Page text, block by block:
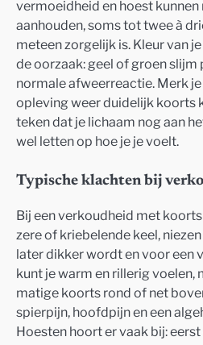
vermoeidheid en hoest
aanhouden, soms tot twee à
meteen zorgelijk is. Kleur van
de oorzaak: geel of groen slijm
normale afweerreactie. Merk
opleving weer duidelijk koorts
teken dat je lichaam nog aan
wel letten op hoe je je voelt.
Typische klachten bij
Bij een verkoudheid met
zere of kriebelende keel,
later dikker wordt en voor een
kunt je warm en rillerig voelen,
matige koorts rond of net
spierpijn, hoofdpijn en een
Hoesten hoort er vaak bij: